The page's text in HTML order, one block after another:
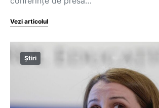
Vezi articolul
Știri